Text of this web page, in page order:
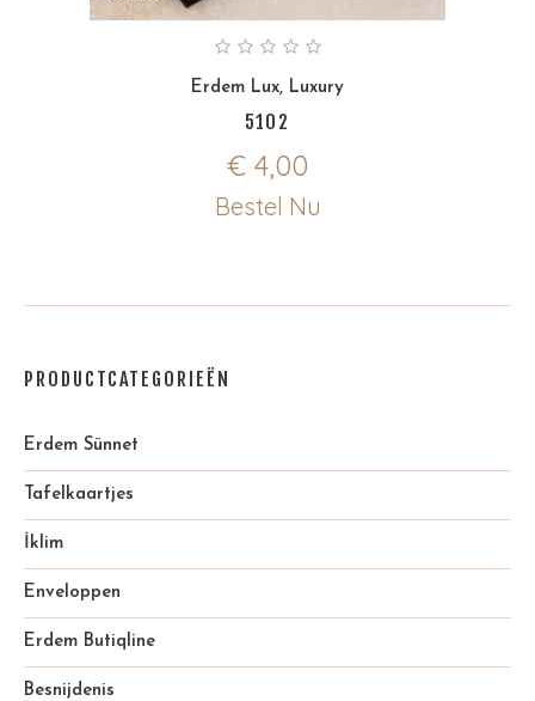
Erdem Lux, Luxury
5102
€ 4,00
Bestel Nu
PRODUCTCATEGORIEËN
Erdem Sünnet
Tafelkaartjes
İklim
Enveloppen
Erdem Butiqline
Besnijdenis